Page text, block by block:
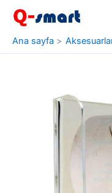
İçeriğe
atla
Ana sayfa